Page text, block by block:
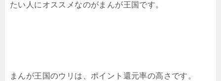
たい人にオススメなのがまんが王国です。
まんが王国のウリは、ポイント還元率の高さです。